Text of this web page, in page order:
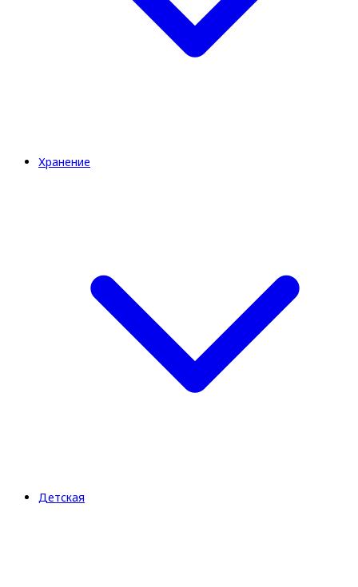
Хранение
Детская